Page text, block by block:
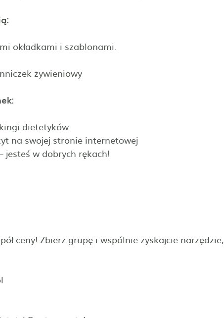
okładkami i szablonami.
żywieniowy
dietetyków.
na swojej stronie internetowej
jesteś w dobrych rękach!
ceny! Zbierz grupę i wspólnie zyskajcie narzędzie,